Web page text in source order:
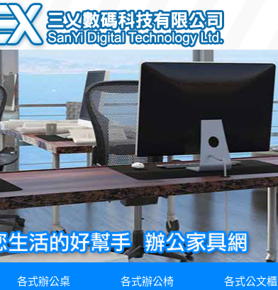
各式辦公桌 各式辦公椅 各式公文櫃